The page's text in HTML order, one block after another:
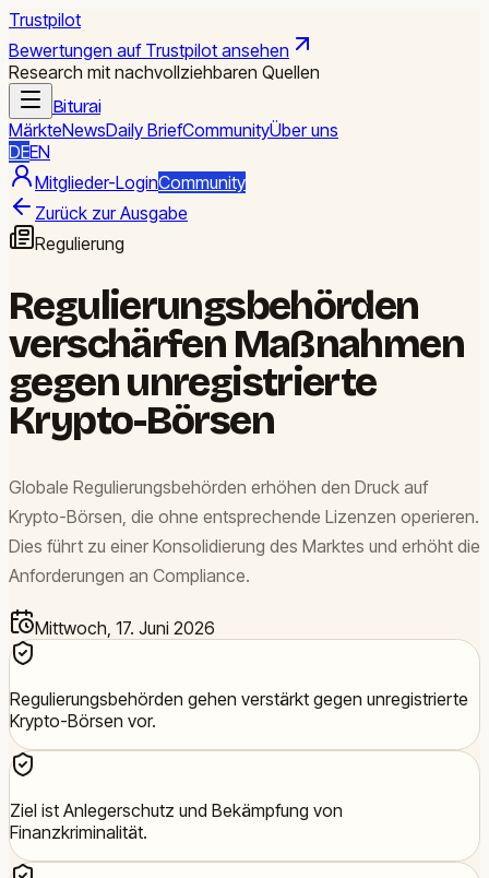
Trustpilot
Bewertungen auf Trustpilot ansehen
Research mit nachvollziehbaren Quellen
Biturai
MärkteNewsDaily BriefCommunityÜber uns
DEEN
Mitglieder-LoginCommunity
Zurück zur Ausgabe
Regulierung
Regulierungsbehörden
verschärfen Maßnahmen
gegen unregistrierte
Krypto-Börsen
Globale Regulierungsbehörden erhöhen den Druck auf
Krypto-Börsen, die ohne entsprechende Lizenzen operieren.
Dies führt zu einer Konsolidierung des Marktes und erhöht die
Anforderungen an Compliance.
Mittwoch, 17. Juni 2026
Regulierungsbehörden gehen verstärkt gegen unregistrierte
Krypto-Börsen vor.
Ziel ist Anlegerschutz und Bekämpfung von
Finanzkriminalität.